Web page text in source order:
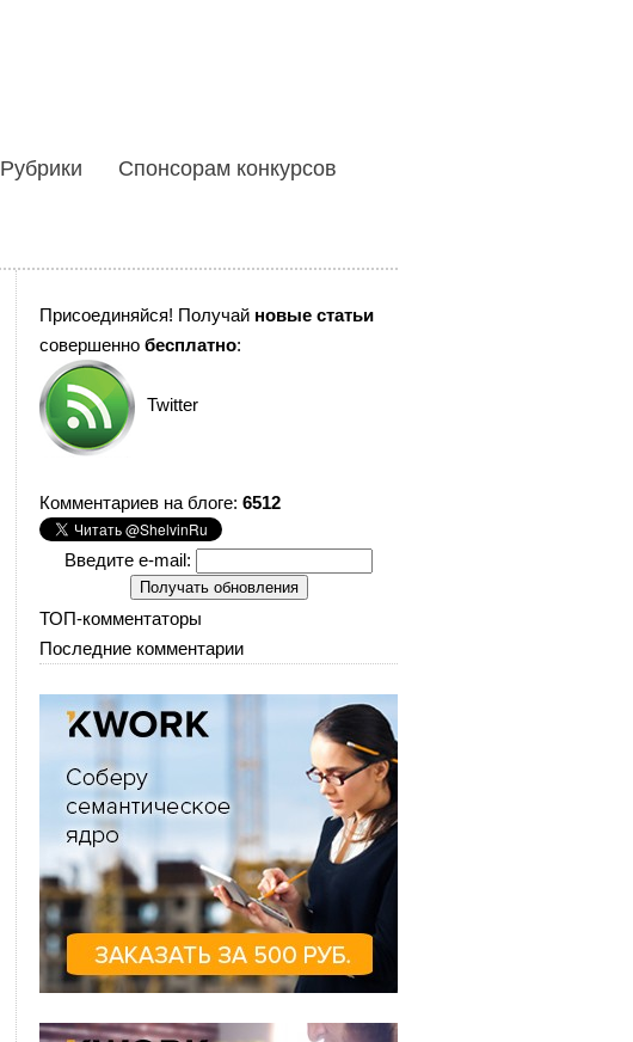
Рубрики Спонсорам конкурсов
Присоединяйся! Получай новые статьи
совершенно бесплатно:
Twitter
Комментариев на блоге: 6512
Введите e-mail:
ТОП-комментаторы
Последние комментарии